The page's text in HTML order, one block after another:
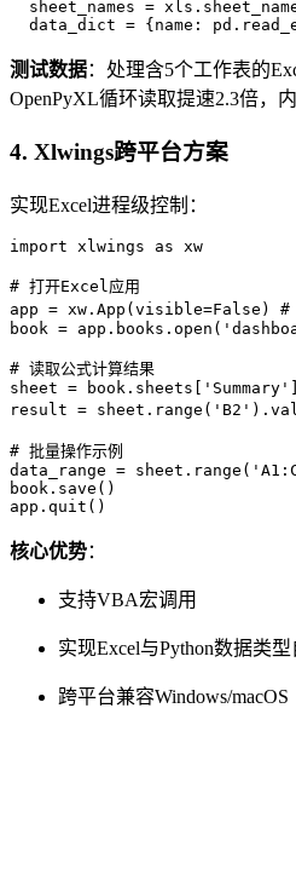
sheet_names =
data_dict = {name:
测试数据：处理含5个工作表的
OpenPyXL循环读取提速2.3倍，
4. Xlwings跨平台方案
实现Excel进程级控制：
import xlwings as xw
# 打开Excel应用
app = xw.App(visible=False) #
book =
# 读取公式计算结果
sheet = book.sheets['Summary']
result = sheet.range('B2').value
# 批量操作示例
data_range =
book.save()
app.quit()
核心优势：
支持VBA宏调用
实现Excel与Python数据类
跨平台兼容Windows/macOS